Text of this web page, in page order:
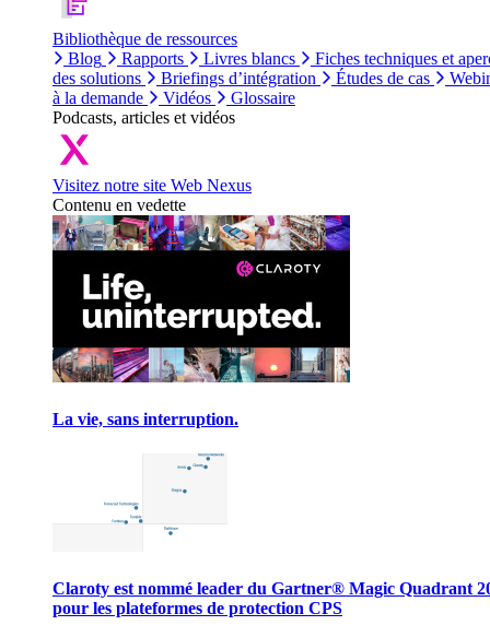
Bibliothèque de ressources
Blog
Rapports Livres blancs
Fiches techniques et
des solutions
Briefings d’intégration Études de cas
à la demande
Vidéos
Glossaire
Podcasts, articles et vidéos
Visitez notre site Web Nexus
Contenu en vedette
La vie, sans interruption.
Claroty est nommé leader du Gartner® Magic Quadrant
pour les plateformes de protection CPS